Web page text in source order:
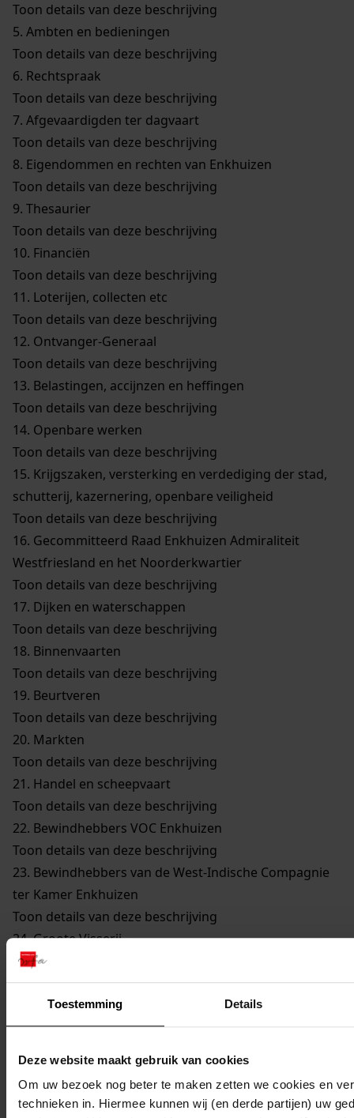
Toestemming Details
Deze website maakt gebruik van cookies
Om uw bezoek nog beter te maken zetten we cookies en
technieken in. Hiermee kunnen wij (en derde partijen) uw
Toon details van deze beschrijving
5. Ambten en bedieningen
Toon details van deze beschrijving
6. Rechtspraak
Toon details van deze beschrijving
7. Afgevaardigden ter dagvaart
Toon details van deze beschrijving
8. Eigendommen en rechten van Enkhuizen
Toon details van deze beschrijving
9. Thesaurier
Toon details van deze beschrijving
10. Financiën
Toon details van deze beschrijving
11. Loterijen, collecten etc
Toon details van deze beschrijving
12. Ontvanger-Generaal
Toon details van deze beschrijving
13. Belastingen, accijnzen en heffingen
Toon details van deze beschrijving
14. Openbare werken
Toon details van deze beschrijving
15. Krijgszaken, versterking en verdediging der stad,
schutterij, kazernering, openbare veiligheid
Toon details van deze beschrijving
16. Gecommitteerd Raad Enkhuizen Admiraliteit
Westfriesland en het Noorderkwartier
Toon details van deze beschrijving
17. Dijken en waterschappen
Toon details van deze beschrijving
18. Binnenvaarten
Toon details van deze beschrijving
19. Beurtveren
Toon details van deze beschrijving
20. Markten
Toon details van deze beschrijving
21. Handel en scheepvaart
Toon details van deze beschrijving
22. Bewindhebbers VOC Enkhuizen
Toon details van deze beschrijving
23. Bewindhebbers van de West-Indische Compagnie
ter Kamer Enkhuizen
Toon details van deze beschrijving
24.Groote Visserij
Toon details van deze beschrijving
25.Walvisvaarders
Toon details van deze beschrijving
26.Gilden en Neringen
Toon details van deze beschrijving